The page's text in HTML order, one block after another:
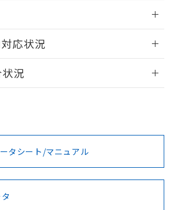
きます。
ログイン/会員登録
ご利用いただく前に、以下を必ずお読
件
応状況
項・凡例
項・凡例
況
DNV型式承認
（ノルウェー
BV型式承認
（フランス
KR型式
（韓国
タシート/マニュアル
す。
去に遡って非含有を証明する
りません。
指令のフタル酸エステル類４
応品が混在することから備考
を記載しておりました。